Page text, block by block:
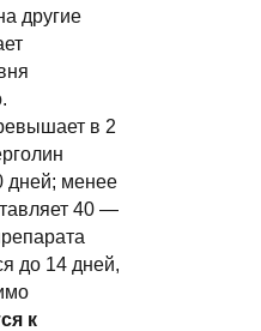
другие
в 2
дней; менее
40 —
до 14 дней,
к